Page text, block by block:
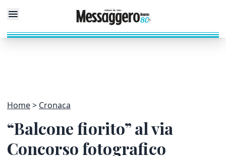
Home Cronaca
“Balcone fiorito” al via
Concorso fotografico